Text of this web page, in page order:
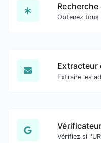
Extracteur